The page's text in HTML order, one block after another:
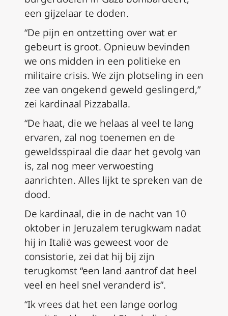
een gijzelaar te doden.
“De pijn en ontzetting over wat er
gebeurt is groot. Opnieuw bevinden
we ons midden in een politieke en
militaire crisis. We zijn plotseling in een
zee van ongekend geweld geslingerd,”
zei kardinaal Pizzaballa.
“De haat, die we helaas al veel te lang
ervaren, zal nog toenemen en de
geweldsspiraal die daar het gevolg van
is, zal nog meer verwoesting
aanrichten. Alles lijkt te spreken van de
dood.
De kardinaal, die in de nacht van 10
oktober in Jeruzalem terugkwam nadat
hij in Italië was geweest voor de
consistorie, zei dat hij bij zijn
terugkomst “een land aantrof dat heel
veel en heel snel veranderd is”.
“Ik vrees dat het een lange oorlog